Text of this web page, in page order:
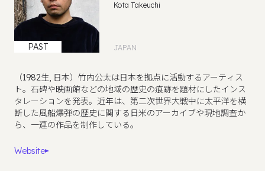
PAST
Kota Takeuchi
JAPAN
（1982生, 日本）竹内公太は日本を拠点に活動するアーティス
ト。石碑や映画館などの地域の歴史の痕跡を題材にしたインス
タレーションを発表。近年は、第二次世界大戦中に太平洋を横
断した風船爆弾の歴史に関する日米のアーカイブや現地調査か
ら、一連の作品を制作している。
Website